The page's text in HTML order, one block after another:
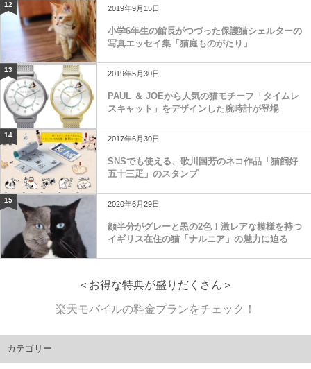
12 2019年9月15日
小学6年生の館長がつづった保護猫シェルターの
写真エッセイ集「猫庭ものがたり」
13 2019年5月30日
PAUL ＆ JOEから人気の猫モチーフ「タイムレ
スキャット」をデザインした腕時計が登場
14 2017年6月30日
SNSでも使える、歌川国芳のネコ作品「猫飼好
五十三疋」のスタンプ
15 2020年6月29日
顔半分がグレーと黒の2色！激レアな模様を持つ
イギリス在住の猫「ナルニア」の魅力に迫る
＜お得な特典が盛りだくさん＞
楽天モバイルの料金プランをチェック！
カテゴリー